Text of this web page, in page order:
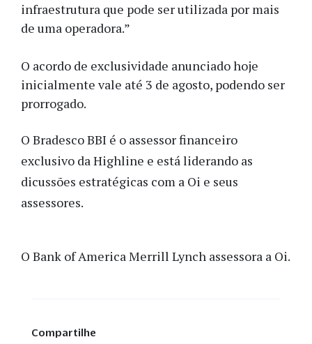
infraestrutura que pode ser utilizada por mais
de uma operadora.”
O acordo de exclusividade anunciado hoje
inicialmente vale até 3 de agosto, podendo ser
prorrogado.
O Bradesco BBI é o assessor financeiro
exclusivo da Highline e está liderando as
dicussões estratégicas com a Oi e seus
assessores.
O Bank of America Merrill Lynch assessora a Oi.
Compartilhe